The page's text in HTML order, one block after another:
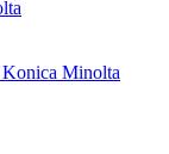
Minolta